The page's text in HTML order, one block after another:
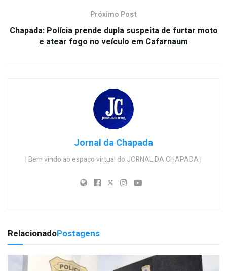
Próximo Post
Chapada: Polícia prende dupla suspeita de furtar moto
e atear fogo no veículo em Cafarnaum
Jornal da Chapada
| Bem vindo ao espaço virtual do JORNAL DA CHAPADA |
RelacionadoPostagens